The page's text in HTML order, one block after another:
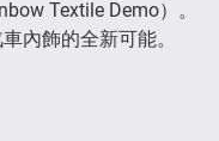
Textile Demo）。
內飾的全新可能。